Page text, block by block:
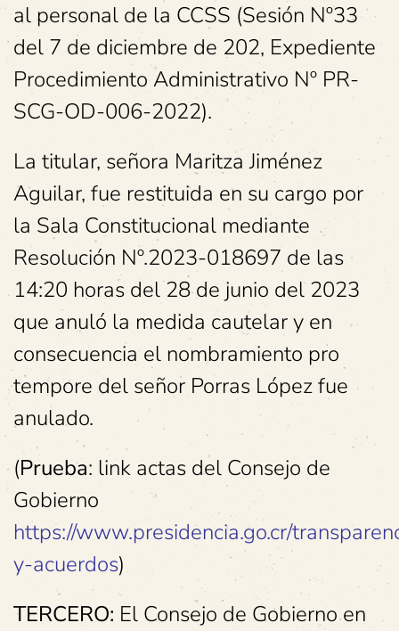
al personal de la CCSS (Sesión Nº33
del 7 de diciembre de 202, Expediente
Procedimiento Administrativo Nº PR-
SCG-OD-006-2022).
La titular, señora Maritza Jiménez
Aguilar, fue restituida en su cargo por
la Sala Constitucional mediante
Resolución Nº.2023-018697 de las
14:20 horas del 28 de junio del 2023
que anuló la medida cautelar y en
consecuencia el nombramiento pro
tempore del señor Porras López fue
anulado.
(Prueba: link actas del Consejo de
Gobierno
https://www.presidencia.go.cr/
y-acuerdos)
TERCERO: El Consejo de Gobierno en